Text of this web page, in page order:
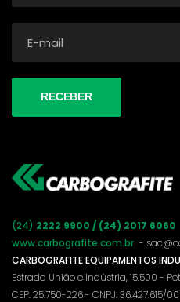
(24) 2222 9900 / (24) 2017 6060
www.carbografite.com.br -
CARBOGRAFITE EQUIPAMENTOS
Estrada União e Indústria, 15.500 -
CEP: 25.750-226 - CNPJ: 36.427.615/